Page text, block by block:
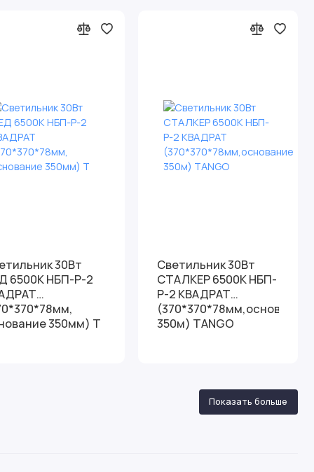
30Вт
6500К НБП-Р-2
350мм) T
Светильник 30Вт
СТАЛКЕР 6500К НБП-
Р-2 КВАДРАТ
(370*370*78мм,основание
350м) TANGO
Показать больше